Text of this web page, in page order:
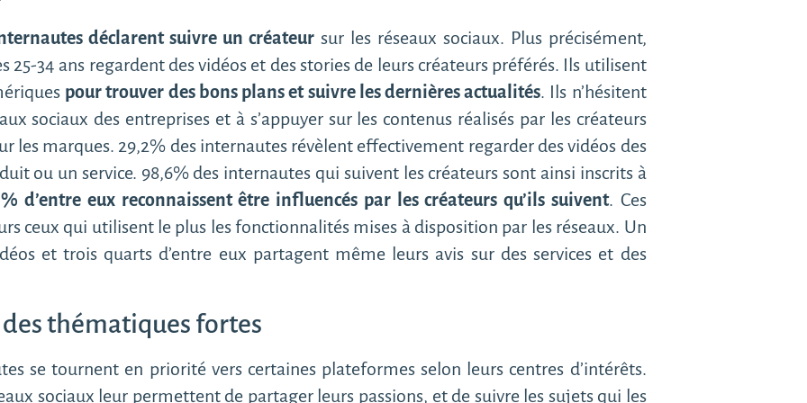
déclarent suivre un créateursur les réseaux sociaux. Plus précisément,
25-34 ans regardent des vidéos et des stories de leurs créateurs préférés. Ils utilisent
pour trouver des bons plans et suivre les dernières actualités. Ils n’hésitent
sociaux des entreprises et à s’appuyer sur les contenus réalisés par les créateurs
les marques. 29,2% des internautes révèlent effectivement regarder des vidéos des
ou un service. 98,6% des internautes qui suivent les créateurs sont ainsi inscrits à
d’entre eux reconnaissent être influencés par les créateurs qu’ils suivent. Ces
ceux qui utilisent le plus les fonctionnalités mises à disposition par les réseaux. Un
et trois quarts d’entre eux partagent même leurs avis sur des services et des
thématiques fortes
se tournent en priorité vers certaines plateformes selon leurs centres d’intérêts.
sociaux leur permettent de partager leurs passions, et de suivre les sujets qui les